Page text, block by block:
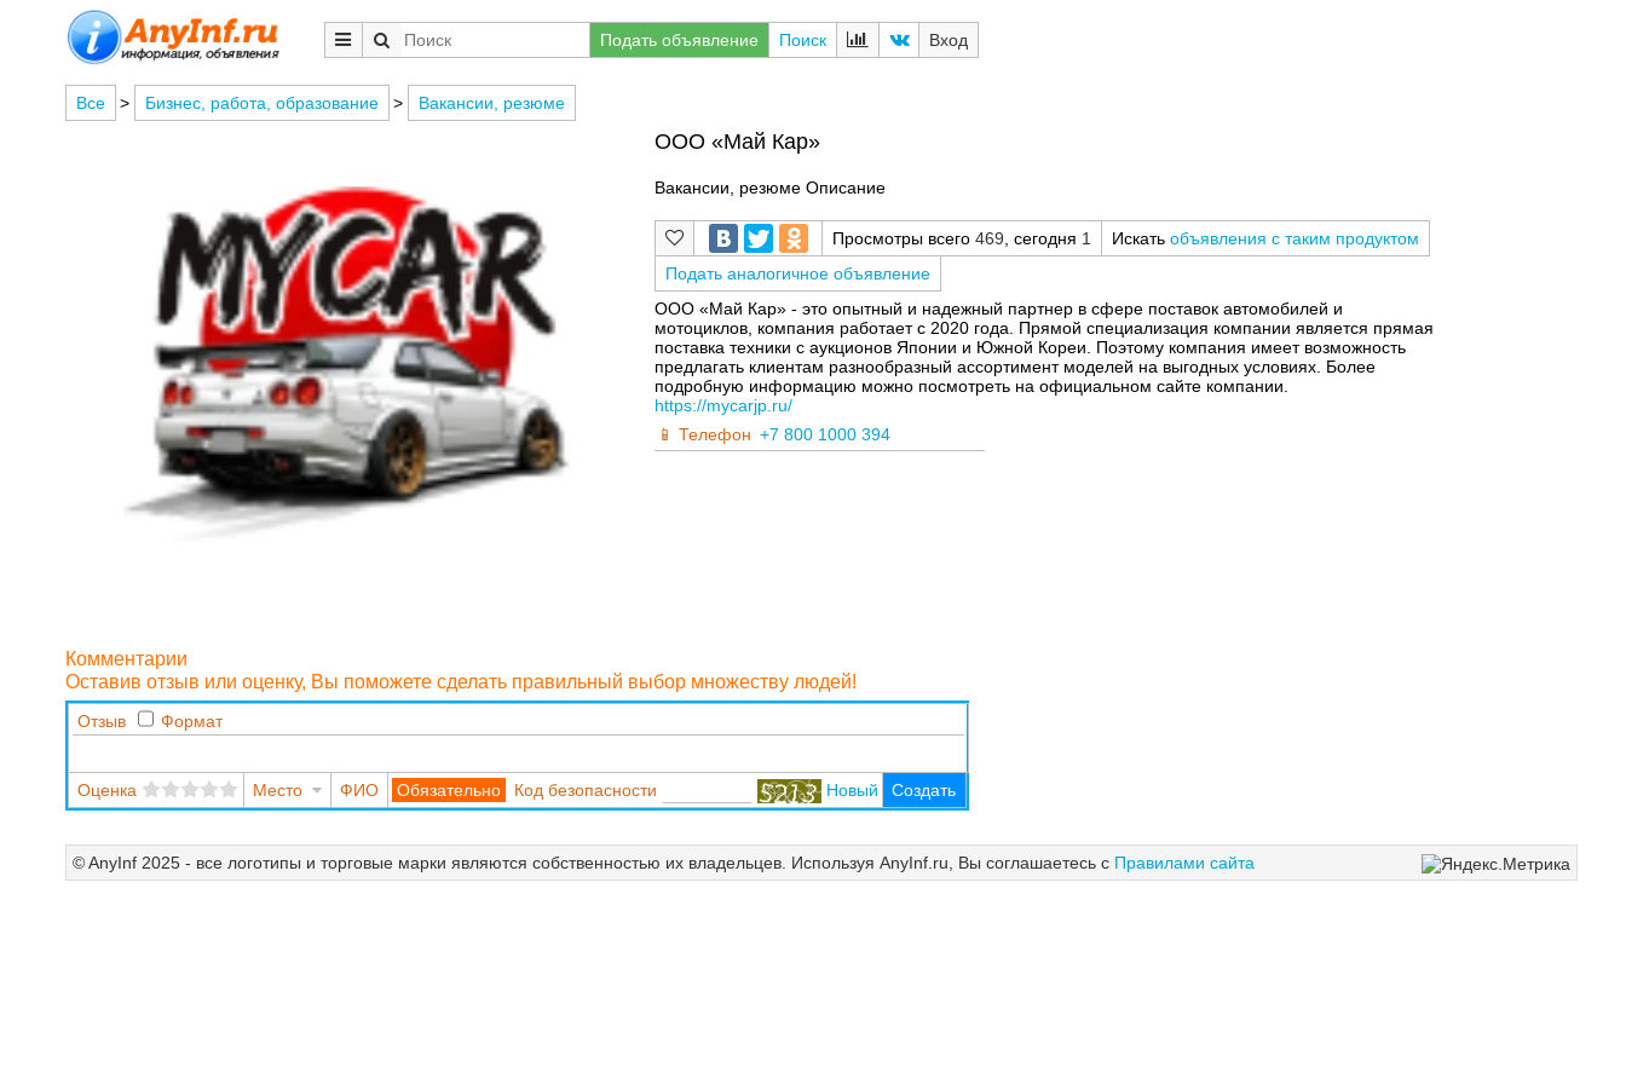
Подать объявление Поиск Вход
Все > Бизнес, работа, образование > Вакансии, резюме
ООО «Май Кар»
Вакансии, резюме Описание
Просмотры всего 469 , сегодня 1 Искать объявления с таким продуктом
Подать аналогичное объявление
ООО «Май Кар» - это опытный и надежный партнер в сфере поставок автомобилей и
мотоциклов, компания работает с 2020 года. Прямой специализация компании является прямая
поставка техники с аукционов Японии и Южной Кореи. Поэтому компания имеет возможность
предлагать клиентам разнообразный ассортимент моделей на выгодных условиях. Более
подробную информацию можно посмотреть на официальном сайте компании.
https://mycarjp.ru/
Телефон +7 800 1000 394
Комментарии
Оставив отзыв или оценку, Вы поможете сделать правильный выбор множеству людей!
Отзыв Формат
Оценка Место ФИО Код безопасности Новый Создать
© AnyInf 2025 - все логотипы и торговые марки являются собственностью их владельцев. Используя AnyInf.ru, Вы соглашаетесь с Правилами сайта